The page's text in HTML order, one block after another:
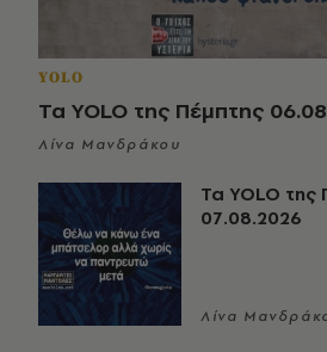
YOLO
Τα YOLO της Πέμπτης
Λίνα Μανδράκου
Τα YOLO
07.08.2026
Λίνα